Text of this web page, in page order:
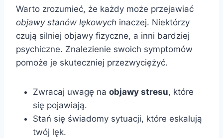
Warto zrozumieć, że każdy może przejawiać
objawy stanów lękowych inaczej. Niektórzy
czują silniej objawy fizyczne, a inni bardziej
psychiczne. Znalezienie swoich symptomów
pomoże je skuteczniej przezwyciężyć.
Zwracaj uwagę na objawy stresu, które
się pojawiają.
Stań się świadomy sytuacji, które eskalują
twój lęk.